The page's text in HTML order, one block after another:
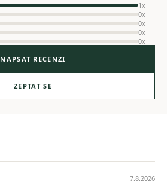
1x
0x
0x
0x
0x
NAPSAT RECENZI
ZEPTAT SE
7.8.2026